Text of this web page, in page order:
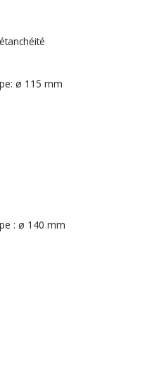
ø 115 mm
: ø 140 mm